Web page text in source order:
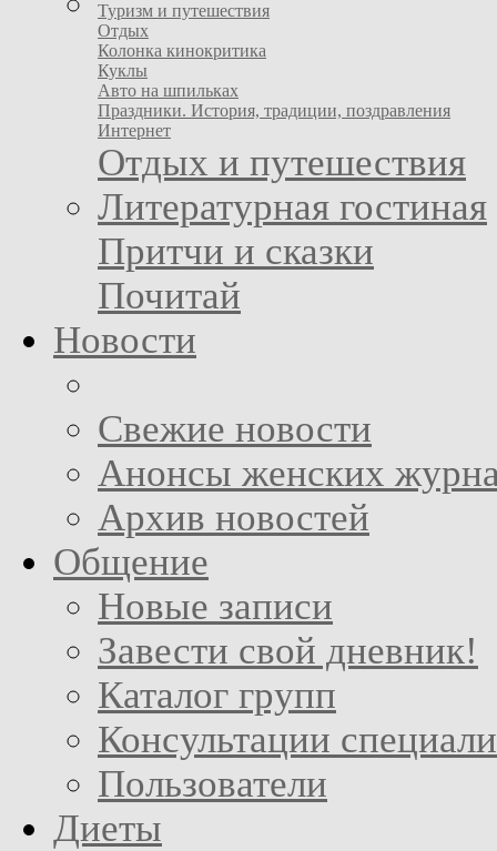
Туризм и путешествия
Отдых
Колонка кинокритика
Куклы
Авто на шпильках
Праздники. История, традиции, поздравления
Интернет
Отдых и путешествия
Литературная гостиная
Притчи и сказки
Почитай
Новости
Свежие новости
Анонсы женских
Архив новостей
Общение
Новые записи
Завести свой дневник!
Каталог групп
Консультации
Пользователи
Диеты